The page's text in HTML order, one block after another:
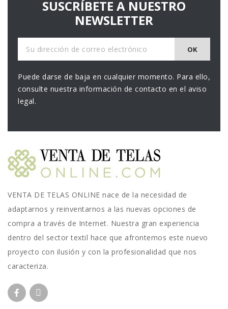
SUSCRÍBETE A NUESTRO
NEWSLETTER
Puede darse de baja en cualquier momento. Para ello,
consulte nuestra información de contacto en el aviso
legal.
VENTA DE TELAS ONLINE nace de la necesidad de
adaptarnos y reinventarnos a las nuevas opciones de
compra a través de Internet. Nuestra gran experiencia
dentro del sector textil hace que afrontemos este nuevo
proyecto con ilusión y con la profesionalidad que nos
caracteriza.